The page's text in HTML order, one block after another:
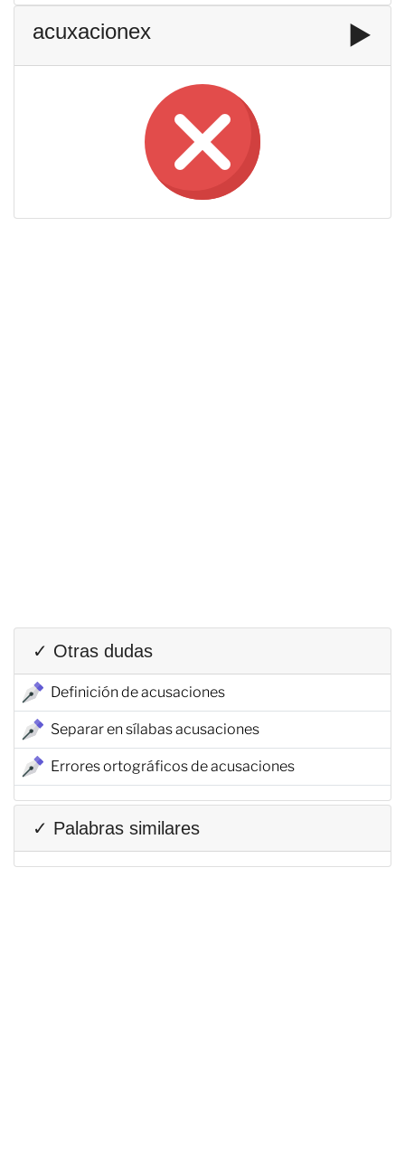
acuxacionex ▶️
✓ Otras dudas
Definición de acusaciones
Separar en sílabas acusaciones
Errores ortográficos de acusaciones
✓ Palabras similares